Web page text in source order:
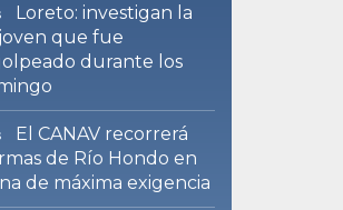
Loreto: investigan la
que fue
durante los
El CANAV recorrerá
de Río Hondo en
de máxima exigencia